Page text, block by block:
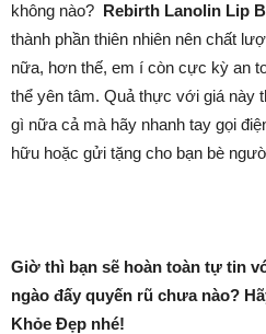
không nào? Rebirth Lanolin Lip
thành phần thiên nhiên nên chất
nữa, hơn thế, em í còn cực kỳ an
thể yên tâm. Quả thực với giá này
gì nữa cả mà hãy nhanh tay gọi
hữu hoặc gửi tặng cho bạn bè
Giờ thì bạn sẽ hoàn toàn tự tin
ngào đấy quyến rũ chưa nào?
Khỏe Đẹp nhé!